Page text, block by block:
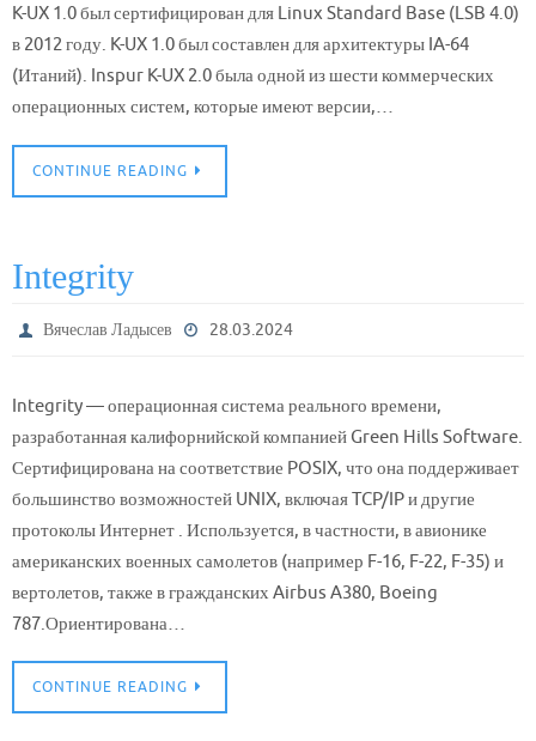
K-UX 1.0 был сертифицирован для Linux Standard Base (LSB 4.0)
в 2012 году. K-UX 1.0 был составлен для архитектуры IA-64
(Итаний). Inspur K-UX 2.0 была одной из шести коммерческих
операционных систем, которые имеют версии,…
CONTINUE READING
Integrity
Вячеслав Ладысев 28.03.2024
Integrity — операционная система реального времени,
разработанная калифорнийской компанией Green Hills Software.
Сертифицирована на соответствие POSIX, что она поддерживает
большинство возможностей UNIX, включая TCP/IP и другие
протоколы Интернет . Используется, в частности, в авионике
американских военных самолетов (например F-16, F-22, F-35) и
вертолетов, также в гражданских Airbus A380, Boeing
787.Ориентирована…
CONTINUE READING